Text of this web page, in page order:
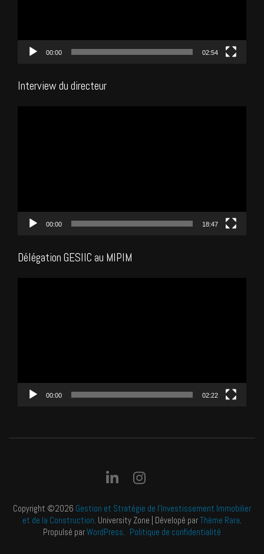
00:00 02:54
Interview du directeur
00:00 18:47
Délégation GESIIC au MIPIM
00:00 02:22
Copyright ©2026 Gestion et Stratégie de l'Investissement Immobilier
et de la Construction. University Zone | Dévelopé parThème Rara.
Propulsé parWordPress. Politique de confidentialité